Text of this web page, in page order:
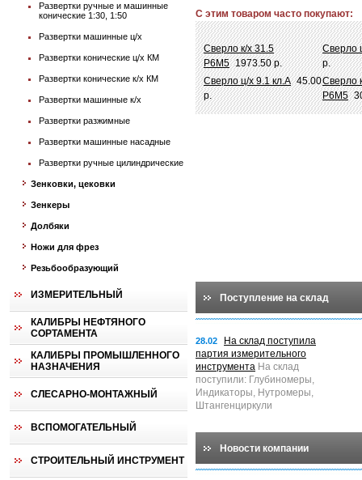
Развертки ручные и машинные
конические 1:30, 1:50
Развертки машинные ц/х
Развертки конические ц/х КМ
Развертки конические к/х КМ
Развертки машинные к/х
Развертки разжимные
Развертки машинные насадные
Развертки ручные цилиндрические
Зенковки, цековки
Зенкеры
Долбяки
Ножи для фрез
Резьбообразующий
ИЗМЕРИТЕЛЬНЫЙ
КАЛИБРЫ НЕФТЯНОГО
СОРТАМЕНТА
КАЛИБРЫ ПРОМЫШЛЕННОГО
НАЗНАЧЕНИЯ
СЛЕСАРНО-МОНТАЖНЫЙ
ВСПОМОГАТЕЛЬНЫЙ
СТРОИТЕЛЬНЫЙ ИНСТРУМЕНТ
С этим товаром часто покупают:
Сверло к/х 31.5
Р6М5 1973.50 р.
Сверло
р.
Сверло ц/х 9.1 кл.А 45.00
р.
Сверло
Р6М5
Поступление на склад
28.02
На склад поступила
партия измерительного
инструмента На склад
поступили: Глубиномеры,
Индикаторы, Нутромеры,
Штангенциркули
Новости компании